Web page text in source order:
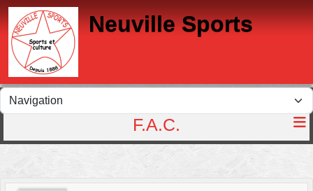
Neuville Sports
F.A.C.
Panneau de gestion des cookies